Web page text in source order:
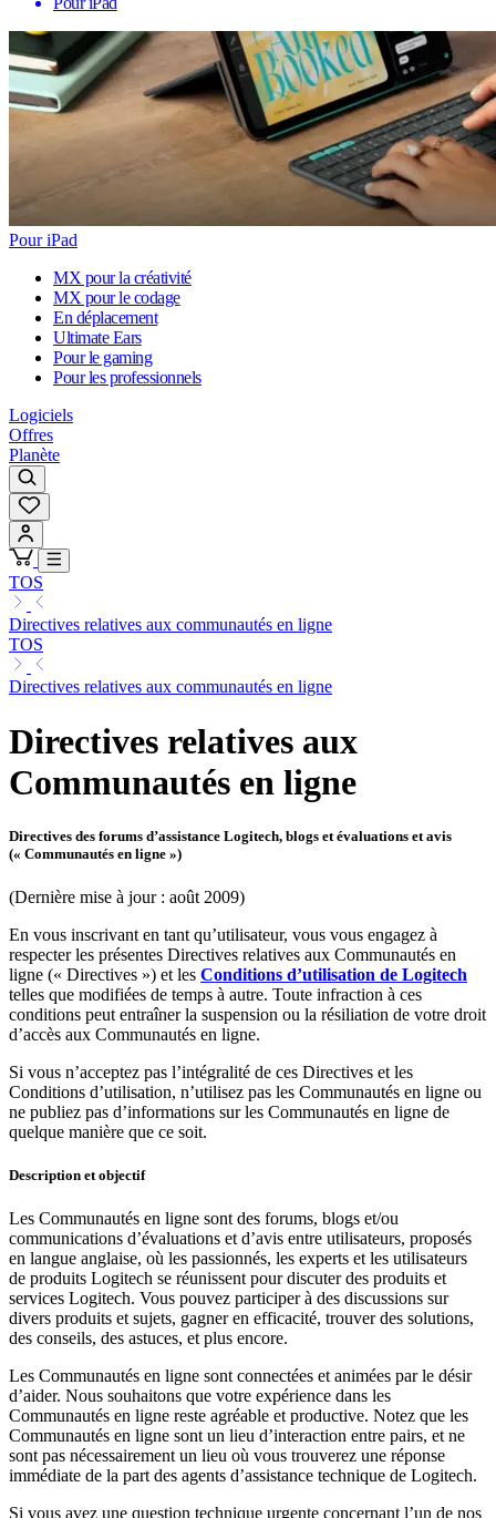
Pour iPad
MX pour la créativité
MX pour le codage
En déplacement
Ultimate Ears
Pour le gaming
Pour les professionnels
Logiciels
Offres
Planète
TOS
Directives relatives aux communautés en ligne
TOS
Directives relatives aux communautés en ligne
Directives relatives aux
Communautés en ligne
Directives des forums d’assistance Logitech, blogs et évaluations et avis
(« Communautés en ligne »)
(Dernière mise à jour : août 2009)
En vous inscrivant en tant qu’utilisateur, vous vous engagez à
respecter les présentes Directives relatives aux Communautés en
ligne (« Directives ») et les Conditions d’utilisation de Logitech
telles que modifiées de temps à autre. Toute infraction à ces
conditions peut entraîner la suspension ou la résiliation de votre droit
d’accès aux Communautés en ligne.
Si vous n’acceptez pas l’intégralité de ces Directives et les
Conditions d’utilisation, n’utilisez pas les Communautés en ligne ou
ne publiez pas d’informations sur les Communautés en ligne de
quelque manière que ce soit.
Description et objectif
Les Communautés en ligne sont des forums, blogs et/ou
communications d’évaluations et d’avis entre utilisateurs, proposés
en langue anglaise, où les passionnés, les experts et les utilisateurs
de produits Logitech se réunissent pour discuter des produits et
services Logitech. Vous pouvez participer à des discussions sur
divers produits et sujets, gagner en efficacité, trouver des solutions,
des conseils, des astuces, et plus encore.
Les Communautés en ligne sont connectées et animées par le désir
d’aider. Nous souhaitons que votre expérience dans les
Communautés en ligne reste agréable et productive. Notez que les
Communautés en ligne sont un lieu d’interaction entre pairs, et ne
sont pas nécessairement un lieu où vous trouverez une réponse
immédiate de la part des agents d’assistance technique de Logitech.
Si vous avez une question technique urgente concernant l’un de nos